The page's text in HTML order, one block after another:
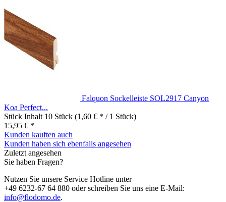
Falquon Sockelleiste SOL2917 Canyon
Koa Perfect...
Stück Inhalt 10 Stück (1,60 € * / 1 Stück)
15,95 € *
Kunden kauften auch
Kunden haben sich ebenfalls angesehen
Zuletzt angesehen
Sie haben Fragen?
Nutzen Sie unsere Service Hotline unter
+49 6232-67 64 880 oder schreiben Sie uns eine E-Mail:
info@flodomo.de.